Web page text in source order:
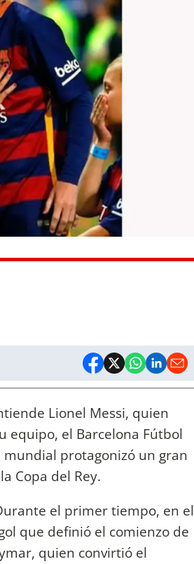
Lionel Messi, quien
equipo, el Barcelona Fútbol
protagonizó un gran
Copa del Rey.
el primer tiempo, en el
que definió el comienzo de
quien convirtió el